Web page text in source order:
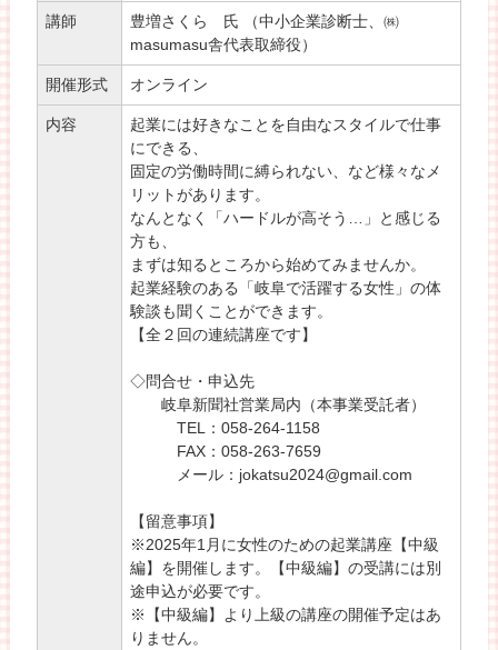
講師
豊増さくら 氏 （中小企業診断士、㈱
masumasu舎代表取締役）
開催形式 オンライン
内容
起業には好きなことを自由なスタイルで仕事
にできる、
固定の労働時間に縛られない、など様々なメ
リットがあります。
なんとなく「ハードルが高そう…」と感じる
方も、
まずは知るところから始めてみませんか。
起業経験のある「岐阜で活躍する女性」の体
験談も聞くことができます。
【全２回の連続講座です】
◇問合せ・申込先
岐阜新聞社営業局内（本事業受託者）
TEL：058-264-1158
FAX：058-263-7659
メール：jokatsu2024@gmail.com
【留意事項】
※2025年1月に女性のための起業講座【中級
編】を開催します。【中級編】の受講には別
途申込が必要です。
※【中級編】より上級の講座の開催予定はあ
りません。